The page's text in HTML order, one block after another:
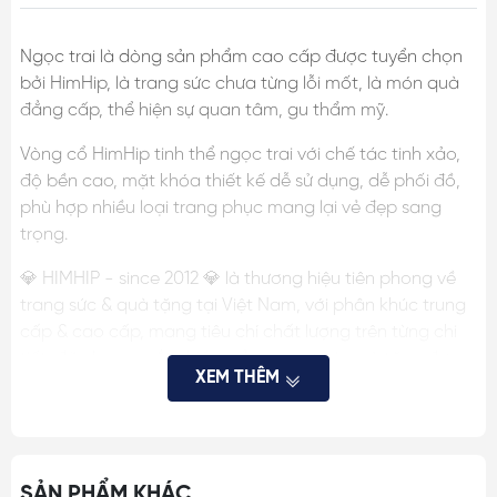
Ngọc trai là dòng sản phẩm cao cấp được tuyển chọn
bởi HimHip, là trang sức chưa từng lỗi mốt, là món quà
đẳng cấp, thể hiện sự quan tâm, gu thẩm mỹ.
Vòng cổ HimHip tinh thể ngọc trai với chế tác tinh xảo,
độ bền cao, mặt khóa thiết kế dễ sử dụng, dễ phối đồ,
phù hợp nhiều loại trang phục mang lại vẻ đẹp sang
trọng.
💎 HIMHIP - since 2012 💎 là thương hiệu tiên phong về
trang sức & quà tặng tại Việt Nam, với phân khúc trung
tiết, đã cho ra mắt nhiều mẫu ngọc trai, quà tặng được
khách hàng hài lòng, tin tưởng.
- Chất liệu: tinh thể ngọc trai, khóa bạc 925
XEM THÊM